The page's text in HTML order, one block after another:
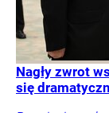
Nagły zwrot
się